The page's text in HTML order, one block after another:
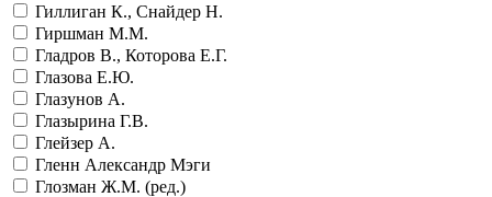
Гиллиган К., Снайдер Н.
Гиршман М.М.
Гладров В., Которова Е.Г.
Глазова Е.Ю.
Глазунов А.
Глазырина Г.В.
Глейзер А.
Гленн Александр Мэги
Глозман Ж.М. (ред.)